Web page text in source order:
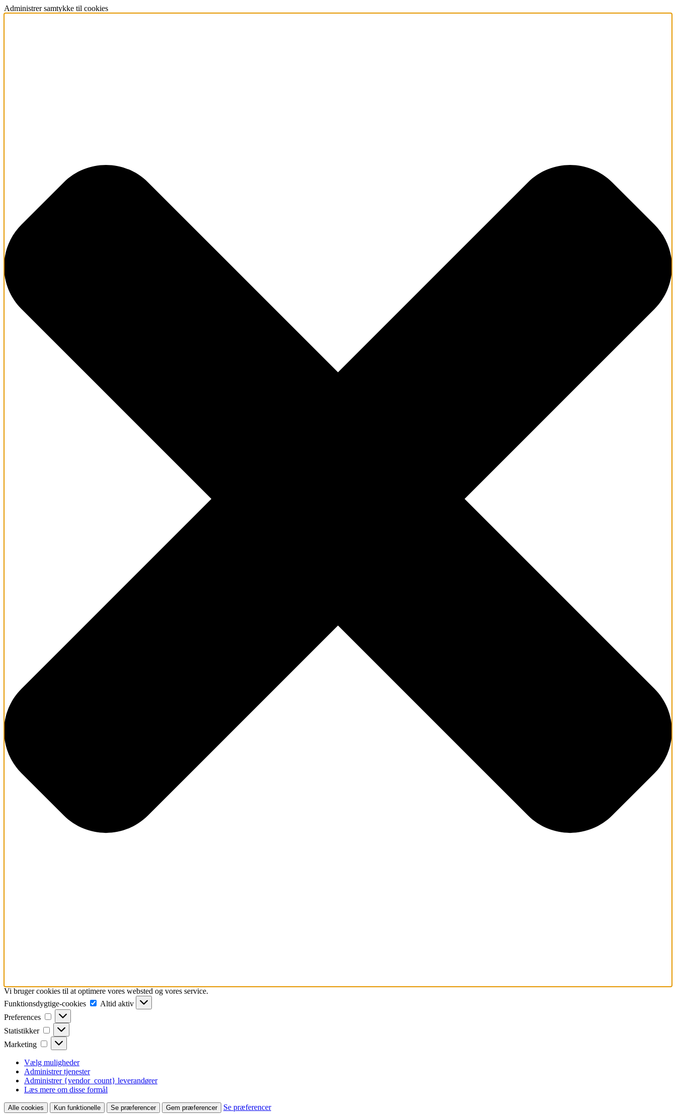
Administrer samtykke til cookies
Vi bruger cookies til at optimere vores websted og vores service.
Funktionsdygtige-cookies
Funktionsdygtige-
cookies
Altid aktiv
Preferences
Preferences
Statistikker Statistikker
Marketing Marketing
Vælg muligheder
Administrer tjenester
Administrer {vendor_count} leverandører
Læs mere om disse formål
Alle cookies Kun funktionelle Se præferencer Gem præferencer Se præferencer